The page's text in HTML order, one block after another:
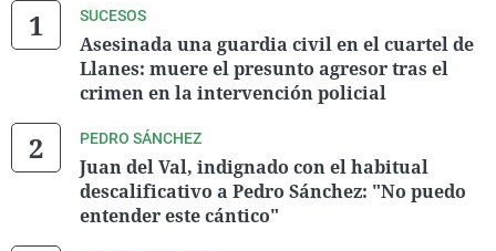
SUCESOS
Asesinada una guardia civil en el cuartel de
Llanes: muere el presunto agresor tras el
crimen en la intervención policial
PEDRO SÁNCHEZ
Juan del Val, indignado con el habitual
descalificativo a Pedro Sánchez: "No puedo
entender este cántico"